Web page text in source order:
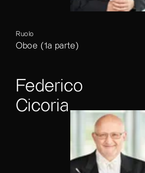
Ruolo
Oboe (1a parte)
Federico
Cicoria